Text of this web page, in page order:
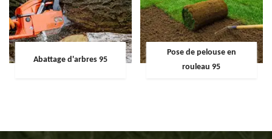
Abattage d'arbres 95
Pose de pelouse en
rouleau 95